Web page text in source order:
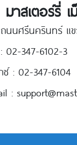
าสเตอร์รี่
นนศรีนครินทร์ แ
347-6102-3
: 02-347-6104
: